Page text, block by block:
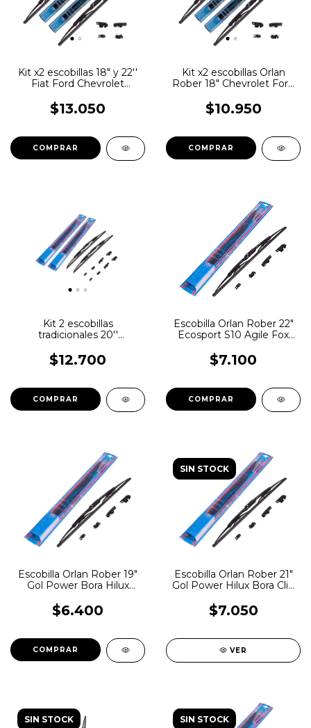
Kit x2 escobillas 18" y 22''
Fiat Ford Chevrolet
$13.050
Kit x2 escobillas Orlan
Rober 18" Chevrolet Ford
Renault
$10.950
Kit 2 escobillas
tradicionales 20''
Orlan Rober
$12.700
Escobilla Orlan Rober 22"
Ecosport S10 Agile Fox
$7.100
Escobilla Orlan Rober 19"
Gol Power Bora Hilux
$6.400
SIN STOCK
Escobilla Orlan Rober 21"
Gol Power Hilux Bora Clio
$7.050
VER
SIN STOCK SIN STOCK